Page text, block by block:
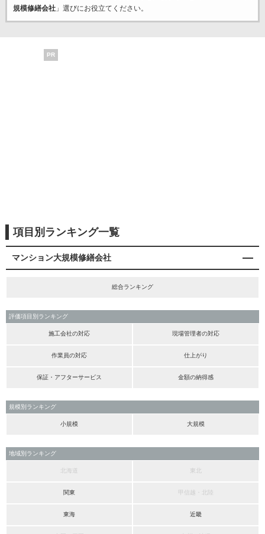
規模修繕会社」選びにお役立てください。
PR
項目別ランキング一覧
マンション大規模修繕会社
総合ランキング
評価項目別ランキング
施工会社の対応 現場管理者の対応
作業員の対応 仕上がり
保証・アフターサービス 金額の納得感
規模別ランキング
小規模 大規模
地域別ランキング
北海道 東北
関東 甲信越・北陸
東海 近畿